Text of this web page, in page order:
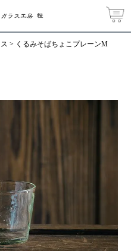
くるみそばちょこプレーンM